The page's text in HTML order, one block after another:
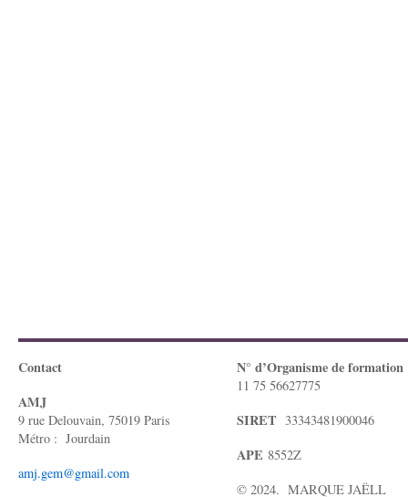
Contact
AMJ
9 rue Delouvain, 75019 Paris
Métro : Jourdain
amj.gem@gmail.com
N° d’Organisme de formation
11 75 56627775
SIRET 33343481900046
APE 8552Z
© 2024. MARQUE JAËLL